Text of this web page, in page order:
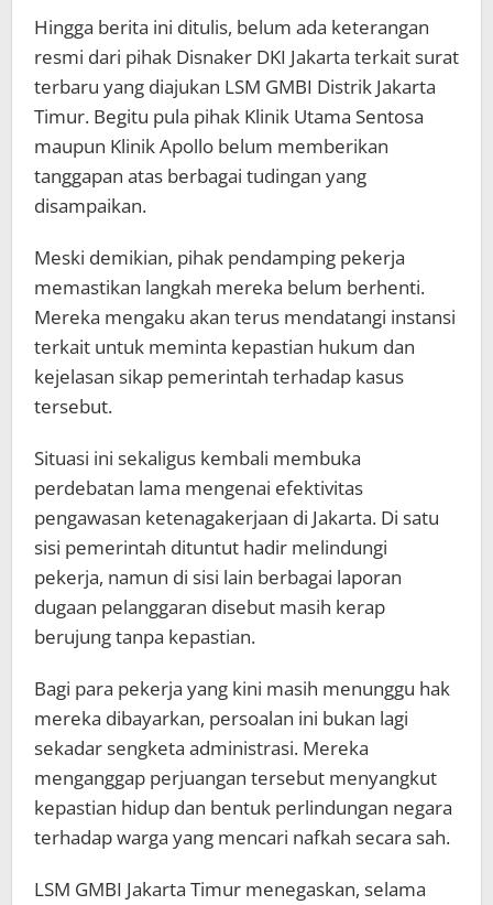
Hingga berita ini ditulis, belum ada keterangan
resmi dari pihak Disnaker DKI Jakarta terkait surat
terbaru yang diajukan LSM GMBI Distrik Jakarta
Timur. Begitu pula pihak Klinik Utama Sentosa
maupun Klinik Apollo belum memberikan
tanggapan atas berbagai tudingan yang
disampaikan.
Meski demikian, pihak pendamping pekerja
memastikan langkah mereka belum berhenti.
Mereka mengaku akan terus mendatangi instansi
terkait untuk meminta kepastian hukum dan
kejelasan sikap pemerintah terhadap kasus
tersebut.
Situasi ini sekaligus kembali membuka
perdebatan lama mengenai efektivitas
pengawasan ketenagakerjaan di Jakarta. Di satu
sisi pemerintah dituntut hadir melindungi
pekerja, namun di sisi lain berbagai laporan
dugaan pelanggaran disebut masih kerap
berujung tanpa kepastian.
Bagi para pekerja yang kini masih menunggu hak
mereka dibayarkan, persoalan ini bukan lagi
sekadar sengketa administrasi. Mereka
menganggap perjuangan tersebut menyangkut
kepastian hidup dan bentuk perlindungan negara
terhadap warga yang mencari nafkah secara sah.
LSM GMBI Jakarta Timur menegaskan, selama